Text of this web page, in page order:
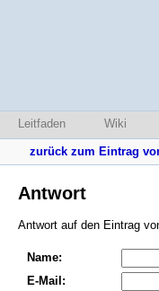
Leitfaden Wiki
zurück zum Eintrag
Antwort
Antwort auf den Eintrag
Name:
E-Mail: